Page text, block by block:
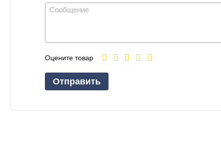
Оцените товар
Отправить